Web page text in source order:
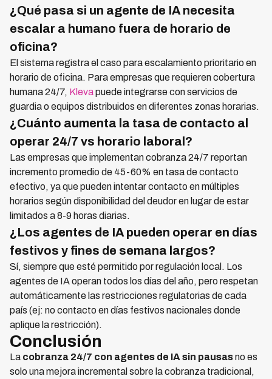
¿Qué pasa si un agente de IA necesita
escalar a humano fuera de horario de
oficina?
El sistema registra el caso para escalamiento prioritario en
horario de oficina. Para empresas que requieren cobertura
humana 24/7, Klevapuede integrarse con servicios de
guardia o equipos distribuidos en diferentes zonas horarias.
¿Cuánto aumenta la tasa de contacto al
operar 24/7 vs horario laboral?
Las empresas que implementan cobranza 24/7 reportan
incremento promedio de 45-60% en tasa de contacto
efectivo, ya que pueden intentar contacto en múltiples
horarios según disponibilidad del deudor en lugar de estar
limitados a 8-9 horas diarias.
¿Los agentes de IA pueden operar en días
festivos y fines de semana largos?
Sí, siempre que esté permitido por regulación local. Los
agentes de IA operan todos los días del año, pero respetan
automáticamente las restricciones regulatorias de cada
país (ej: no contacto en días festivos nacionales donde
aplique la restricción).
Conclusión
La cobranza 24/7 con agentes de IA sin pausasno es
solo una mejora incremental sobre la cobranza tradicional,